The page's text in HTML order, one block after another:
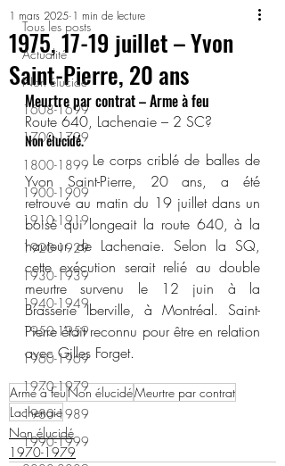
Tous les posts
Actualité
Non élucidé
1608-1699
1700-1799
1800-1899
1900-1909
1910-1919
1920-1929
1930-1939
1940-1949
1950-1959
1960-1969
1970-1979
1980-1989
1990-1999
1975, 17-19 juillet – Yvon
Saint-Pierre, 20 ans
1 mars 2025 1 min de lecture
Meurtre par contrat – Arme à feu
Route 640, Lachenaie – 2 SC?
Non élucidé.
Le corps criblé de balles de
Yvon Saint-Pierre, 20 ans, a été
retrouvé au matin du 19 juillet dans un
boisé qui longeait la route 640, à la
hauteur de Lachenaie. Selon la SQ,
cette exécution serait relié au double
meurtre survenu le 12 juin à la
Brasserie Iberville, à Montréal. Saint-
Pierre était reconnu pour être en relation
avec Gilles Forget.
Arme à feuNon élucidéMeurtre par contrat
Lachenaie
Non élucidé
1970-1979